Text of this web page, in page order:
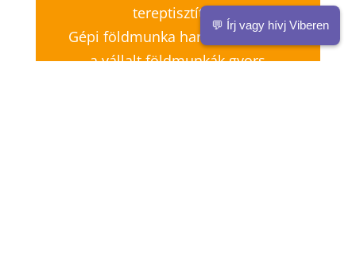
tereptisztítás.
Gépi földmunka harmadik lépés:
a vállalt földmunkák gyors
💬 Írj vagy hívj Viberen